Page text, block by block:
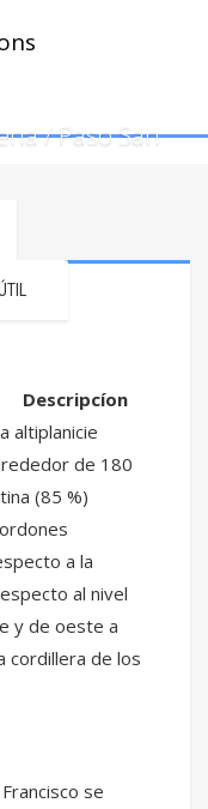
/ Paso San
Descripcíon
altiplanicie
de 180
(85 %)
a la
al nivel
y de oeste a
cordillera de los
Francisco se